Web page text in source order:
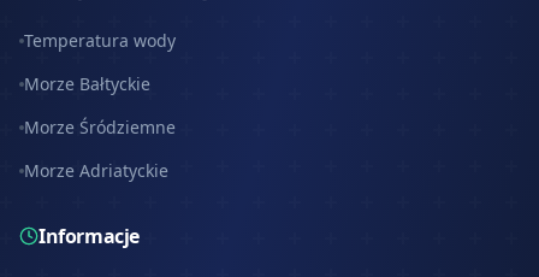
Temperatura wody
Morze Bałtyckie
Morze Śródziemne
Morze Adriatyckie
Informacje